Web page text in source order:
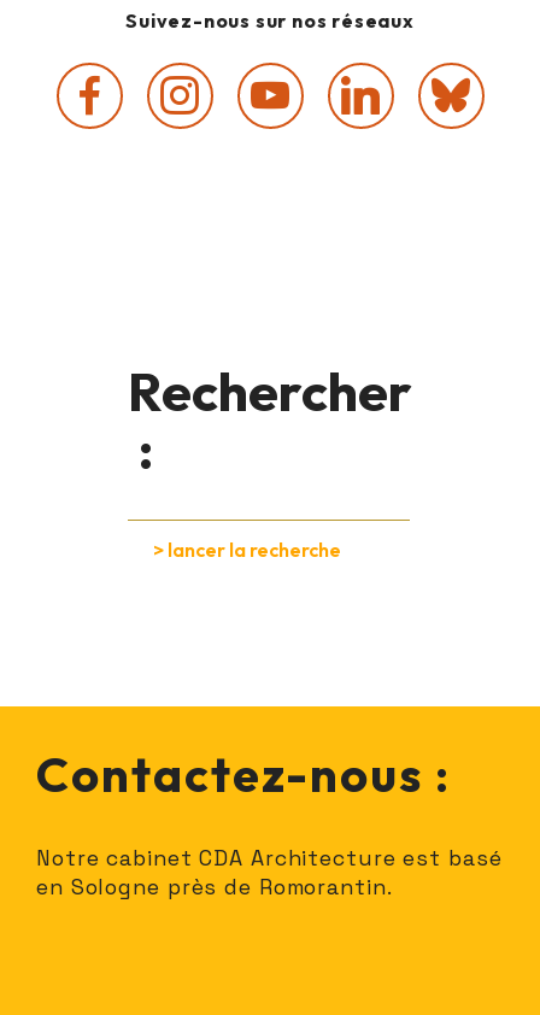
Suivez-nous sur nos réseaux
Rechercher
:
Contactez-nous :
Notre cabinet CDA Architecture est basé
en Sologne près de Romorantin.